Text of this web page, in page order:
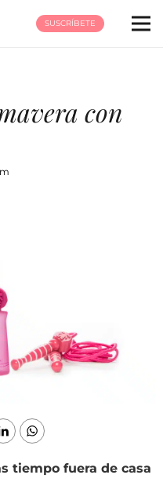
SUSCRÍBETE
con
tiempo fuera de casa